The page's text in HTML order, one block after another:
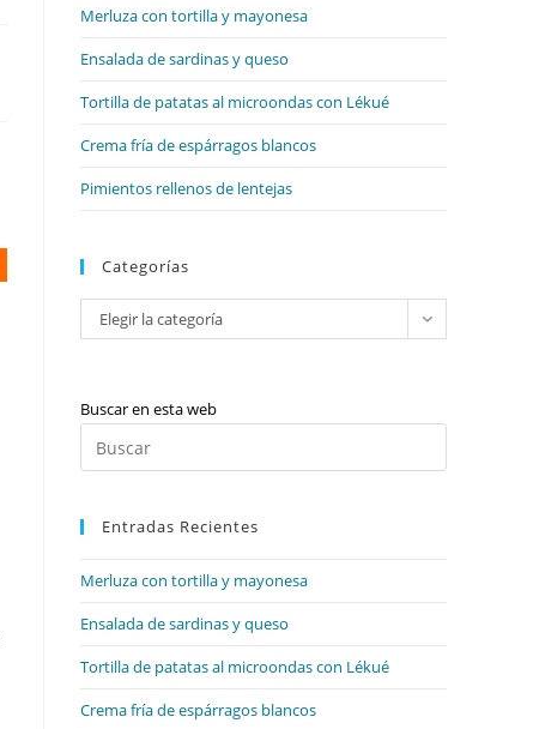
Merluza con tortilla y mayonesa
Ensalada de sardinas y queso
Tortilla de patatas al microondas con Lékué
Crema fría de espárragos blancos
Pimientos rellenos de lentejas
Categorías
Categorías
Elegir la categoría
Buscar en esta web
Escape
Entradas Recientes
Merluza con tortilla y mayonesa
Ensalada de sardinas y queso
Tortilla de patatas al microondas con Lékué
Crema fría de espárragos blancos